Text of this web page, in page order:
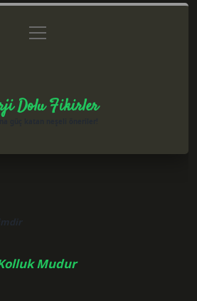
Gizlilik Politikası
menüyü
aç
Dolu Fikirler
Mudur